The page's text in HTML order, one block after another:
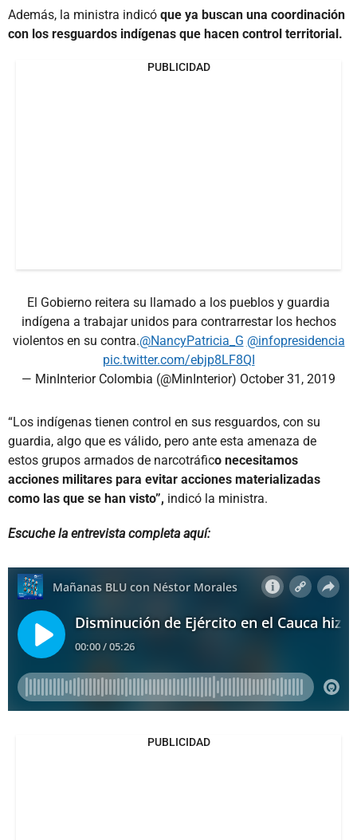
Además, la ministra indicó que ya buscan una coordinación
con los resguardos indígenas que hacen control territorial.
PUBLICIDAD
El Gobierno reitera su llamado a los pueblos y guardia
indígena a trabajar unidos para contrarrestar los hechos
violentos en su contra.@NancyPatricia_G @infopresidencia
pic.twitter.com/ebjp8LF8QI
— MinInterior Colombia (@MinInterior) October 31, 2019
“Los indígenas tienen control en sus resguardos, con su
guardia, algo que es válido, pero ante esta amenaza de
estos grupos armados de narcotráfico necesitamos
acciones militares para evitar acciones materializadas
como las que se han visto”, indicó la ministra.
Escuche la entrevista completa aquí:
PUBLICIDAD